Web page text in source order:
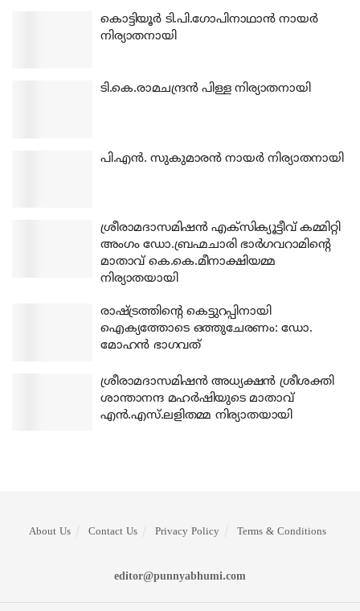
കൊട്ടിയൂര്‍ ടി.പി.ഗോപിനാഥാന്‍ നായര്‍
നിര്യാതനായി
ടി.കെ.രാമചന്ദ്രന്‍ പിള്ള നിര്യാതനായി
പി.എന്‍. സുകുമാരന്‍ നായര്‍ നിര്യാതനായി
ശ്രീരാമദാസമിഷന്‍ എക്‌സിക്യൂട്ടീവ് കമ്മിറ്റി
അംഗം ഡോ.ബ്രഹ്മചാരി ഭാര്‍ഗവറാമിന്റെ
മാതാവ് കെ.കെ.മീനാക്ഷിയമ്മ
നിര്യാതയായി
രാഷ്ട്രത്തിന്റെ കെട്ടുറപ്പിനായി
ഐക്യത്തോടെ ഒത്തുചേരണം: ഡോ.
മോഹന്‍ ഭാഗവത്
ശ്രീരാമദാസമിഷന്‍ അധ്യക്ഷന്‍ ശ്രീശക്തി
ശാന്താനന്ദ മഹര്‍ഷിയുടെ മാതാവ്
എന്‍.എസ്.ലളിതമ്മ നിര്യാതയായി
About Us Contact Us Privacy Policy Terms & Conditions
editor@punnyabhumi.com